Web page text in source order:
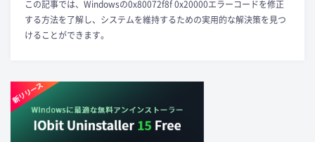
この記事では、Windowsの0x80072f8f 0x20000エラーコードを修正
する方法を了解し、システムを維持するための実用的な解決策を見つ
けることができます。